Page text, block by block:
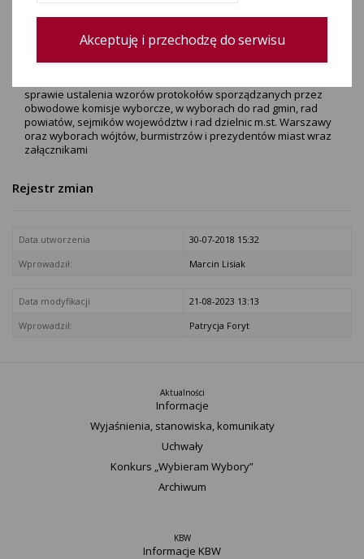
prezydentów miast
ZAŁĄCZNIKI
sprawie ustalenia wzorów protokołów sporządzanych przez
obwodowe komisje wyborcze, w wyborach do rad gmin, rad
powiatów, sejmików województw i rad dzielnic m.st. Warszawy
oraz wyborach wójtów, burmistrzów i prezydentów miast wraz
załącznikami
Rejestr zmian
Data utworzenia
30-07-2018 15:32
Wprowadził:
Marcin Lisiak
Data modyfikacji
21-08-2023 13:13
Wprowadził:
Patrycja Foryt
Aktualności
Informacje
Wyjaśnienia, stanowiska, komunikaty
Uchwały
Konkurs „Wybieram Wybory”
Archiwum
KBW
Informacje KBW
Akceptuję i przechodzę do serwisu